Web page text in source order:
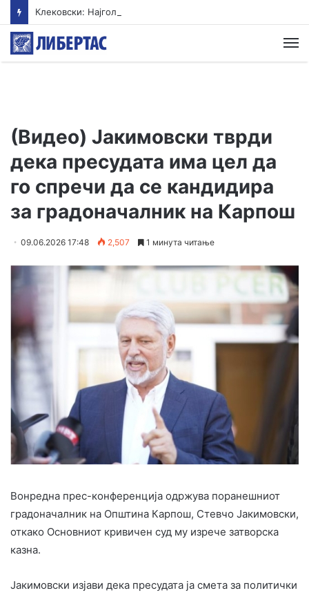
(Видео) Јакимовски тврди
дека пресудата има цел да
го спречи да се кандидира
за градоначалник на Карпош
09.06.2026 17:48 2,507 1 минута читање
Вонредна прес-конференција одржува поранешниот
градоначалник на Општина Карпош, Стевчо Јакимовски,
откако Основниот кривичен суд му изрече затворска
казна.
Јакимовски изјави дека пресудата ја смета за политички